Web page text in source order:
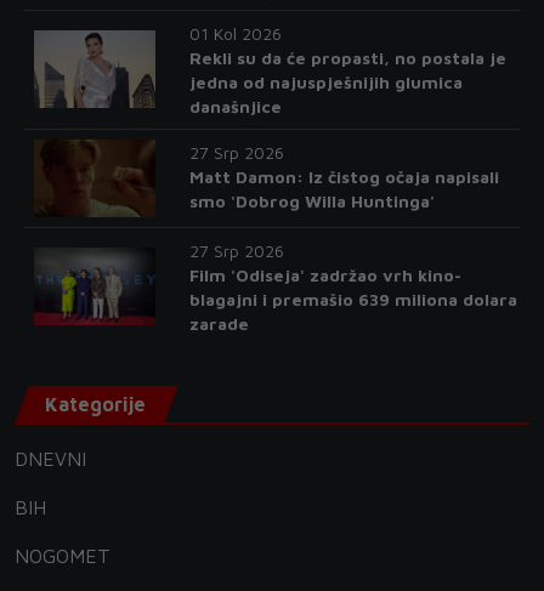
01 Kol 2026
Rekli su da će propasti, no postala je
jedna od najuspješnijih glumica
današnjice
27 Srp 2026
Matt Damon: Iz čistog očaja napisali
smo 'Dobrog Willa Huntinga'
27 Srp 2026
Film 'Odiseja' zadržao vrh kino-
blagajni i premašio 639 miliona dolara
zarade
Kategorije
DNEVNI
BIH
NOGOMET